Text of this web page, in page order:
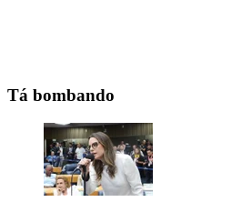
Tá bombando